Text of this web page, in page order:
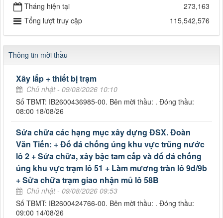
Tháng hiện tại
273,163
Tổng lượt truy cập
115,542,576
Thông tin mời thầu
Xây lắp + thiết bị trạm
Chủ nhật - 09/08/2026 10:10
Số TBMT: IB2600436985-00. Bên mời thầu: . Đóng thầu:
08:00 18/08/26
Sửa chữa các hạng mục xây dựng ĐSX. Đoàn
Văn Tiến: + Đổ đá chống úng khu vực trũng nước
lô 2 + Sửa chữa, xây bậc tam cấp và đổ đá chống
úng khu vực trạm lô 51 + Làm mương tràn lô 9d/9b
+ Sửa chữa trạm giao nhận mủ lô 58B
Chủ nhật - 09/08/2026 09:53
Số TBMT: IB2600424766-00. Bên mời thầu: . Đóng thầu:
09:00 14/08/26